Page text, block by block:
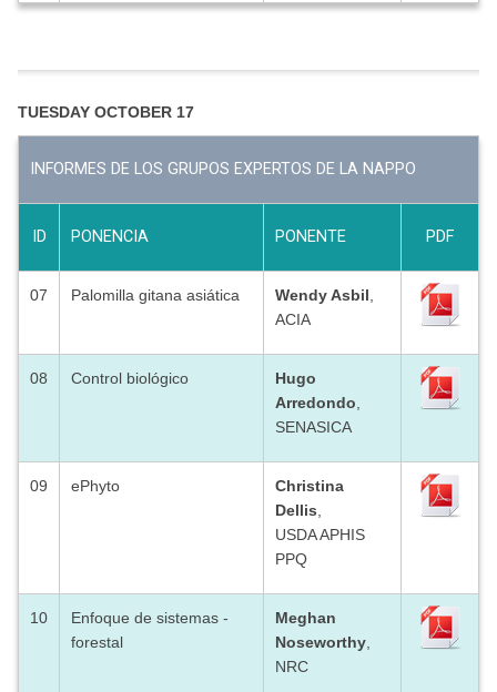
TUESDAY OCTOBER 17
INFORMES DE LOS GRUPOS EXPERTOS DE LA NAPPO
ID PONENCIA PONENTE PDF
07 Palomilla gitana asiática Wendy Asbil
ACIA
08 Control biológico
Hugo
Arredondo
SENASICA
09 ePhyto
Christina
Dellis
USDA APHIS
PPQ
10
Enfoque de sistemas -
forestal
Meghan
Noseworthy
NRC